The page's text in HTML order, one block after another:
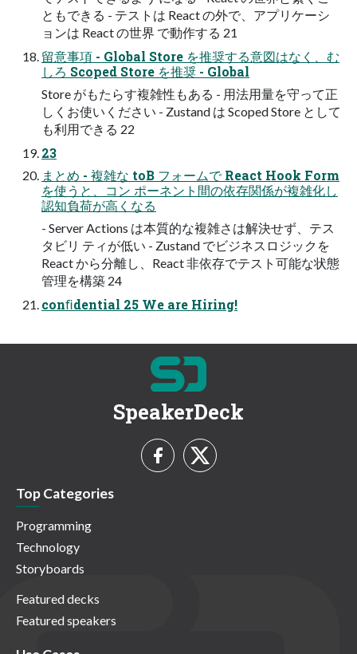
ともできる - テストは React の外で、アプリケーシ
ョンは React の世界 で動作する 21
留意事項 - Global Store を推奨する意図はなく、む
しろ Scoped Store を推奨 - Global
Store がもたらす複雑性もある - ⽤法⽤量を守って正
しくお使いください - Zustand は Scoped Store として
も利⽤できる 22
23
まとめ - 複雑な toB フォームで React Hook Form
を使うと、コン ポーネント間の依存関係が複雑化し
認知負荷が⾼くなる
- Server Actions は本質的な複雑さは解決せず、テス
タビリ ティが低い - Zustand でビジネスロジックを
React から分離し、React ⾮依存でテスト可能な状態
管理を構築 24
conﬁdential 25 We are Hiring!
SpeakerDeck
Top Categories
Programming
Technology
Storyboards
Featured decks
Featured speakers